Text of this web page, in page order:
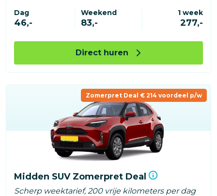
Dag
46,-
Weekend
83,-
1 week
277,-
Direct huren
Zomerpret Deal € 214 voordeel p/w
Midden SUV Zomerpret Deal
Scherp weektarief, 200 vrije kilometers per dag